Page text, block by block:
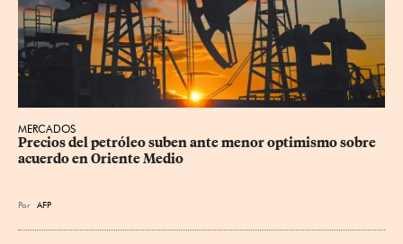
MERCADOS
Precios del petróleo suben ante menor optimismo sobre
acuerdo en Oriente Medio
Por AFP